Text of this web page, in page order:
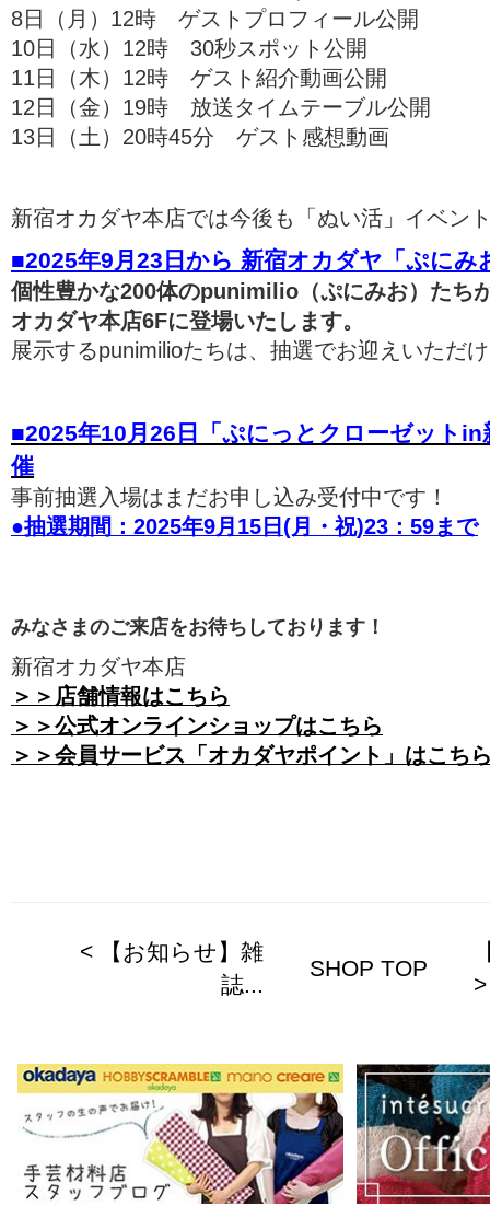
8日（月）12時 ゲストプロフィール公開
10日（水）12時 30秒スポット公開
11日（木）12時 ゲスト紹介動画公開
12日（金）19時 放送タイムテーブル公開
13日（土）20時45分 ゲスト感想動画
新宿オカダヤ本店では今後も「ぬい活」イベン
■2025年9月23日から 新宿オカダヤ「ぷにみ
個性豊かな200体のpunimilio（ぷにみお）たち
オカダヤ本店6Fに登場いたします。
展示するpunimilioたちは、抽選でお迎えいただ
■2025年10月26日「ぷにっとクローゼットin
催
事前抽選入場はまだお申し込み受付中です！
●抽選期間：2025年9月15日(月・祝)23：59まで
みなさまのご来店をお待ちしております！
新宿オカダヤ本店
＞＞店舗情報はこちら
＞＞公式オンラインショップはこちら
＞＞会員サービス「オカダヤポイント」はこち
< 【お知らせ】雑
誌...
SHOP TOP
>